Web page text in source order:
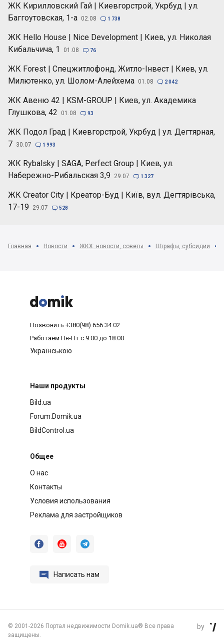
ЖК Кирилловский Гай | Киевгорстрой, Укрбуд | ул.
Баггоутовская, 1-а 02.08  1 738
ЖК Hello House | Nice Development | Киев, ул. Николая
Кибальчича, 1
01.08  76
ЖК Forest | Спецжитлофонд, Житло-Інвест | Киев, ул.
Милютенко, ул. Шолом-Алейхема 01.08  2 042
ЖК Авеню 42 | KSM-GROUP | Киев, ул. Академика
Глушкова, 42
01.08  93
ЖК Подол Град | Киевгорстрой, Укрбуд | ул. Дегтярная,
7 30.07  1 993
ЖК Rybalsky | SAGA, Perfect Group | Киев, ул.
Набережно-Рибальская 3,9
29.07  1 327
ЖК Creator City | Креатор-Буд | Київ, вул. Дегтярівська,
17-19
29.07  528
Главная Новости ЖКХ: новости, советы Штрафы, субсидии



Позвонить +380(98) 656 34 02
Работаем Пн-Пт с 9:00 до 18:00
Українською
Наши продукты
Bild.ua
Forum.Domik.ua
BildControl.ua
Общее
О нас
Контакты
Условия использования
Реклама для застройщиков
  
 Написать нам
© 2001-2026 Портал недвижимости Domik.ua® Все права
защищены.
by 